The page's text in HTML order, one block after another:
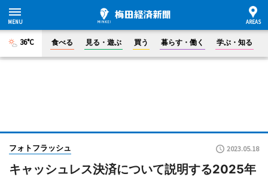
36°C 食べる 見る・遊ぶ 買う 暮らす・働く 学ぶ・知る
フォトフラッシュ 2023.05.18
キャッシュレス決済について説明する2025年